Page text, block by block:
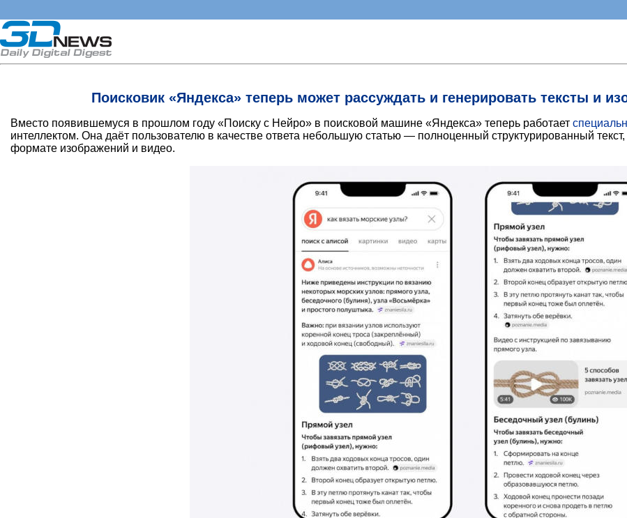
Поисковик «Яндекса» теперь может рассуждать и генерировать тексты и
Вместо появившемуся в прошлом году «Поиску с Нейро» в поисковой машине «Яндекса» теперь работает
интеллектом. Она даёт пользователю в качестве ответа небольшую статью — полноценный структурированный
формате изображений и видео.